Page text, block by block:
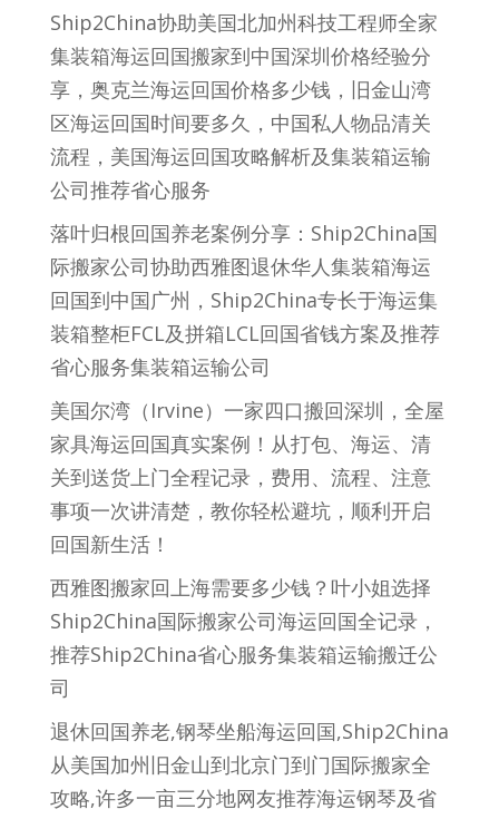
Ship2China协助美国北加州科技工程师全家
集装箱海运回国搬家到中国深圳价格经验分
享，奥克兰海运回国价格多少钱，旧金山湾
区海运回国时间要多久，中国私人物品清关
流程，美国海运回国攻略解析及集装箱运输
公司推荐省心服务
落叶归根回国养老案例分享：Ship2China国
际搬家公司协助西雅图退休华人集装箱海运
回国到中国广州，Ship2China专长于海运集
装箱整柜FCL及拼箱LCL回国省钱方案及推荐
省心服务集装箱运输公司
美国尔湾（Irvine）一家四口搬回深圳，全屋
家具海运回国真实案例！从打包、海运、清
关到送货上门全程记录，费用、流程、注意
事项一次讲清楚，教你轻松避坑，顺利开启
回国新生活！
西雅图搬家回上海需要多少钱？叶小姐选择
Ship2China国际搬家公司海运回国全记录，
推荐Ship2China省心服务集装箱运输搬迁公
司
退休回国养老,钢琴坐船海运回国,Ship2China
从美国加州旧金山到北京门到门国际搬家全
攻略,许多一亩三分地网友推荐海运钢琴及省